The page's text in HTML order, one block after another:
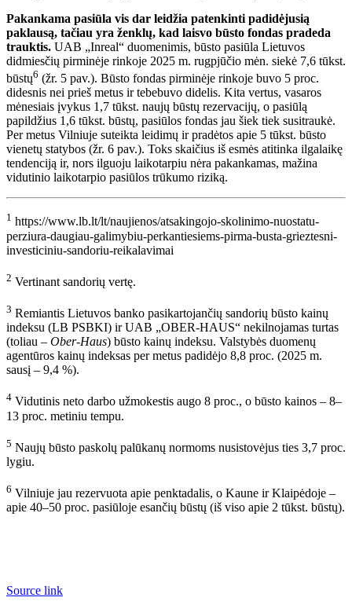
Pakankama pasiūla vis dar leidžia patenkinti padidėjusią
paklausą, tačiau yra ženklų, kad laisvo būsto fondas pradeda
trauktis. UAB „Inreal“ duomenimis, būsto pasiūla Lietuvos
didmiesčių pirminėje rinkoje 2025 m. rugpjūčio mėn. siekė 7,6 tūkst.
būstų6 (žr. 5 pav.). Būsto fondas pirminėje rinkoje buvo 5 proc.
didesnis nei prieš metus ir tebebuvo didelis. Kita vertus, vasaros
mėnesiais įvykus 1,7 tūkst. naujų būstų rezervacijų, o pasiūlą
papildžius 1,6 tūkst. būstų, pasiūlos fondas jau šiek tiek susitraukė.
Per metus Vilniuje suteikta leidimų ir pradėtos apie 5 tūkst. būsto
vienetų statybos (žr. 6 pav.). Toks skaičius iš esmės atitinka ilgalaikę
tendenciją ir, nors ilguoju laikotarpiu nėra pakankamas, mažina
vidutinio laikotarpio pasiūlos trūkumo riziką.
1 https://www.lb.lt/lt/naujienos/atsakingojo-skolinimo-nuostatu-
perziura-daugiau-galimybiu-perkantiesiems-pirma-busta-grieztesni-
investiciniu-sandoriu-reikalavimai
2 Vertinant sandorių vertę.
3 Remiantis Lietuvos banko pasikartojančių sandorių būsto kainų
indeksu (LB PSBKI) ir UAB „OBER-HAUS“ nekilnojamas turtas
(toliau – Ober-Haus) būsto kainų indeksu. Valstybės duomenų
agentūros kainų indeksas per metus padidėjo 8,8 proc. (2025 m.
sausį – 9,4 %).
4 Vidutinis neto darbo užmokestis augo 8 proc., o būsto kainos – 8–
13 proc. metiniu tempu.
5 Naujų būsto paskolų palūkanų normoms nusistovėjus ties 3,7 proc.
lygiu.
6 Vilniuje jau rezervuota apie penktadalis, o Kaune ir Klaipėdoje –
apie 40–50 proc. pasiūloje esančių būstų (iš viso apie 2 tūkst. būstų).
Source link